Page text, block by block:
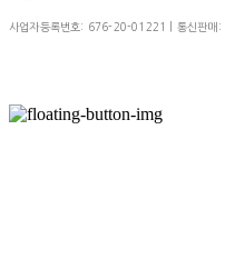
사업자등록번호: 676-20-01221 | 통신판매: